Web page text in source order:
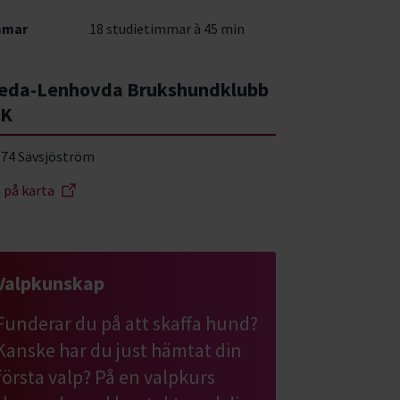
18 studietimmar à 45 min
Lenhovda Brukshundklubb
Sävsjöström
på karta
du på att skaffa hund?
har du just hämtat din
valp? På en valpkurs